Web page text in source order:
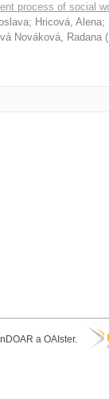
process of social
; Hricová, Alena;
Nováková, Radana (
a OAIster.